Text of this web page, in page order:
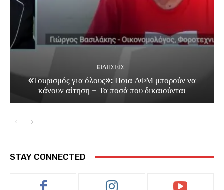
EΙΔΗΣΕΙΣ
«Τουρισμός για όλους»: Ποια ΑΦΜ μπορούν να
κάνουν αίτηση – Τα ποσά που δικαιούνται
STAY CONNECTED